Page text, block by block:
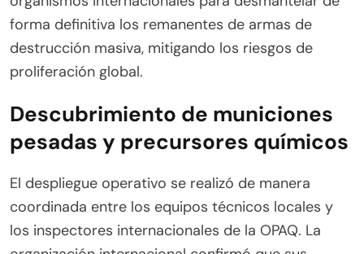
forma definitiva los remanentes de armas de
destrucción masiva, mitigando los riesgos de
proliferación global.
Descubrimiento de municiones
pesadas y precursores químicos
El despliegue operativo se realizó de manera
coordinada entre los equipos técnicos locales y
los inspectores internacionales de la OPAQ. La